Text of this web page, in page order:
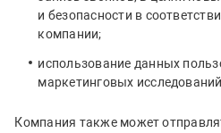
и безопасности в
компании;
использование данных
маркетинговых
Компания также может